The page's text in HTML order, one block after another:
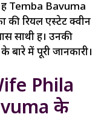
Temba Bavuma
की रियल एस्टेट क्वीन
साथी हैं। उनकी
बारे में पूरी जानकारी।
Phila
के